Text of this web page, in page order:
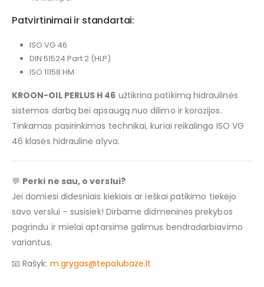
Patvirtinimai ir standartai:
ISO VG 46
DIN 51524 Part 2 (HLP)
ISO 11158 HM
KROON-OIL PERLUS H 46 užtikrina patikimą hidraulinės
sistemos darbą bei apsaugą nuo dilimo ir korozijos.
Tinkamas pasirinkimas technikai, kuriai reikalinga ISO VG
46 klasės hidraulinė alyva.
💬 Perki ne sau, o verslui?
Jei domiesi didesniais kiekiais ar ieškai patikimo tiekėjo
savo verslui – susisiek! Dirbame didmeninės prekybos
pagrindu ir mielai aptarsime galimus bendradarbiavimo
variantus.
📧 Rašyk: m.grygas@tepalubaze.lt